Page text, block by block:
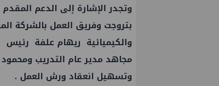
وتجدر الإشارة إلى الدعم
بتروجت وفريق العمل بالشركة
والكيميائية ريهام علفة رئيس
مجاهد مدير عام التدريب
وتسهيل انعقاد ورش العمل .